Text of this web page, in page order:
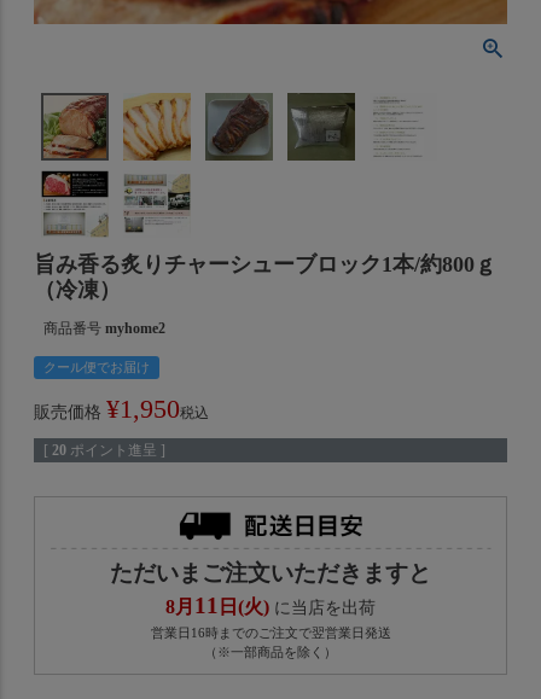
旨み香る炙りチャーシューブロック1本/約800ｇ
（冷凍）
商品番号 myhome2
クール便でお届け
販売価格 ¥1,950税込
[ 20 ポイント進呈 ]
ただいまご注文いただきますと
8月 11 日(火) に当店を出荷
営業日16時までのご注文で翌営業日発送
（※一部商品を除く）